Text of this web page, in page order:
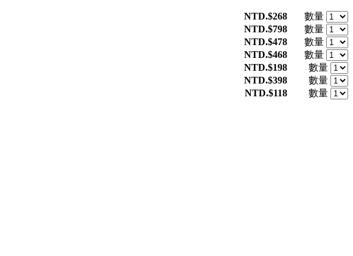
NTD.$268
數量
NTD.$798
數量
NTD.$478
數量
NTD.$468
數量
NTD.$198
數量
NTD.$398
數量
NTD.$118 數量